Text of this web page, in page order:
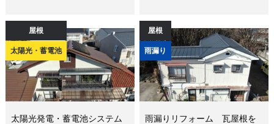
屋根
太陽光・蓄電池
太陽光発電・蓄電池システム
屋根
雨漏り
雨漏りリフォーム 瓦屋根を